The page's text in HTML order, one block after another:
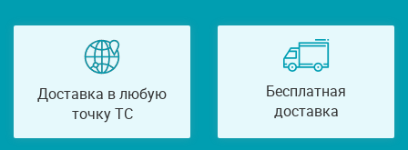
Доставка в любую
точку ТС
Бесплатная
доставка